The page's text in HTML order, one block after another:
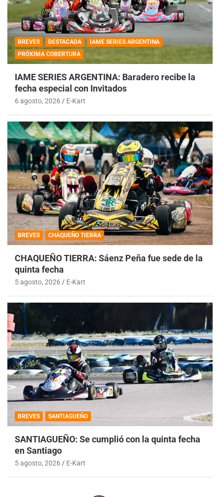
BREVES DESTACADA
IAME SERIES ARGENTINA
PRÓXIMA COBERTURA
IAME SERIES ARGENTINA: Baradero recibe la
fecha especial con Invitados
6 agosto, 2026 E-Kart
BREVES CHAQUEÑO TIERRA
CHAQUEÑO TIERRA: Sáenz Peña fue sede de la
quinta fecha
5 agosto, 2026 E-Kart
BREVES SANTIAGUEÑO
SANTIAGUEÑO: Se cumplió con la quinta fecha
en Santiago
5 agosto, 2026 E-Kart